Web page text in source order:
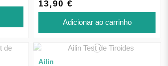
13,90 €
Adicionar ao carrinho
Ailin